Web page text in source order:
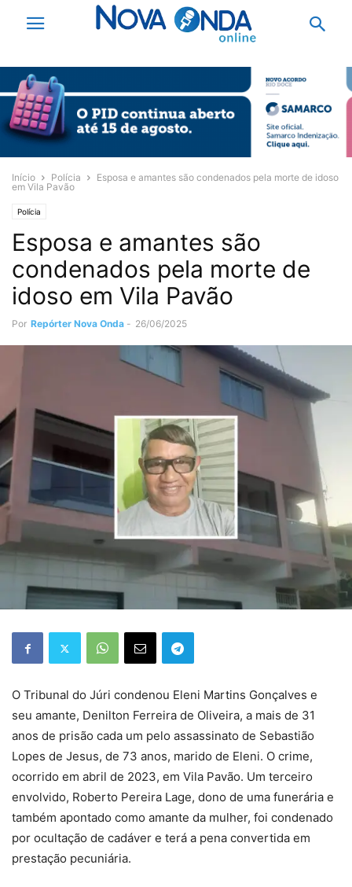
Início Polícia
Esposa e amantes são condenados pela morte de idoso
em Vila Pavão
Polícia
Esposa e amantes são
condenados pela morte de
idoso em Vila Pavão
Por Repórter Nova Onda - 26/06/2025
O Tribunal do Júri condenou Eleni Martins Gonçalves e
seu amante, Denilton Ferreira de Oliveira, a mais de 31
anos de prisão cada um pelo assassinato de Sebastião
Lopes de Jesus, de 73 anos, marido de Eleni. O crime,
ocorrido em abril de 2023, em Vila Pavão. Um terceiro
envolvido, Roberto Pereira Lage, dono de uma funerária e
também apontado como amante da mulher, foi condenado
por ocultação de cadáver e terá a pena convertida em
prestação pecuniária.